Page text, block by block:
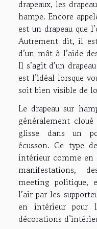
drapeaux, les
hampe. Encore
est un drapeau que
Autrement dit, il
d’un mât à l’aide
Il s’agit d’un
est l’idéal lorsque
soit bien visible de
Le drapeau sur
généralement
glisse dans un
écusson. Ce type
intérieur comme en
manifestations,
meeting politique,
l’air par les
en intérieur pour
décorations